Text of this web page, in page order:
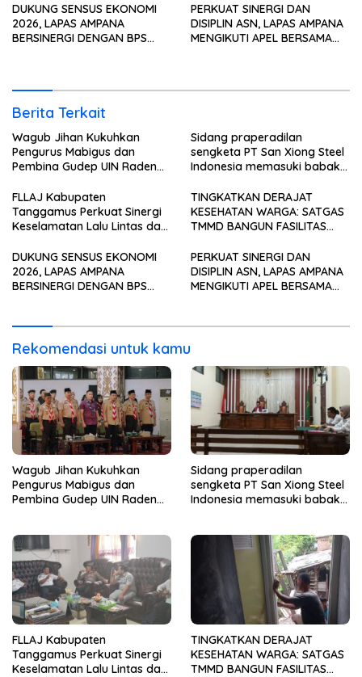
DUKUNG SENSUS EKONOMI
2026, LAPAS AMPANA
BERSINERGI DENGAN BPS
PERKUAT SINERGI DAN
DISIPLIN ASN, LAPAS AMPANA
MENGIKUTI APEL BERSAMA
Berita Terkait
Wagub Jihan Kukuhkan
Pengurus Mabigus dan
Pembina Gudep UIN Raden
Perkuat Karakter Generasi
Muda
Sidang praperadilan
sengketa PT San Xiong Steel
Indonesia memasuki babak
FLLAJ Kabupaten
Tanggamus Perkuat Sinergi
Keselamatan Lalu Lintas dan
TINGKATKAN DERAJAT
KESEHATAN WARGA: SATGAS
TMMD BANGUN FASILITAS
JAYA
DUKUNG SENSUS EKONOMI
2026, LAPAS AMPANA
BERSINERGI DENGAN BPS
PEMBANGUNAN
PERKUAT SINERGI DAN
DISIPLIN ASN, LAPAS AMPANA
MENGIKUTI APEL BERSAMA
Rekomendasi untuk kamu
Wagub Jihan Kukuhkan
Pengurus Mabigus dan
Pembina Gudep UIN Raden
Muda
Sidang praperadilan
sengketa PT San Xiong Steel
Indonesia memasuki babak
FLLAJ Kabupaten
Tanggamus Perkuat Sinergi
Keselamatan Lalu Lintas dan
TINGKATKAN DERAJAT
KESEHATAN WARGA: SATGAS
TMMD BANGUN FASILITAS